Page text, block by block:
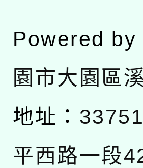
Powered by
園市大園區
地址：
平西路一段